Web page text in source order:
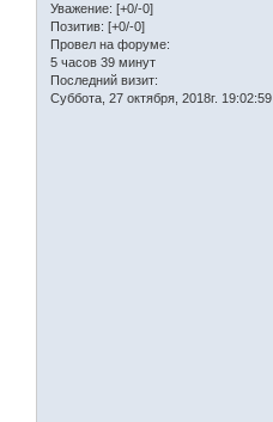
Уважение: [+0/-0]
Позитив: [+0/-0]
Провел на форуме:
5 часов 39 минут
Последний визит:
Суббота, 27 октября, 2018г. 19:02:59